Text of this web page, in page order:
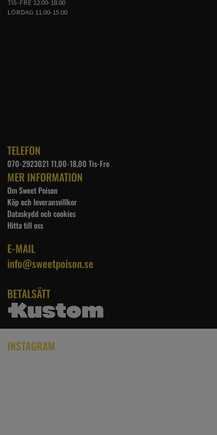
2X-LARGE
TIS-FRE 12.00-18.00
LÖRDAG 11.00-15.00
TELEFON
070-2923021 11,00-18,00 Tis-Fre
MER INFORMATION
Om Sweet Poison
Köp och leveransvillkor
Dataskydd och cookies
Hitta till oss
E-MAIL
info@sweetpoison.se
BETALSÄTT
INSTAGRAM